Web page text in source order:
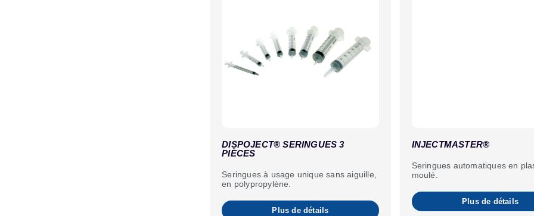
DISPOJECT® SERINGUES 3
PIÈCES
Seringues à usage unique sans aiguille,
en polypropylène.
Plus de détails
INJECTMASTER®
Seringues automatiques en
moulé.
Plus de détails